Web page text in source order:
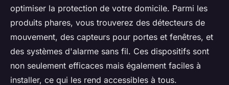
optimiser la protection de votre domicile. Parmi les
produits phares, vous trouverez des détecteurs de
mouvement, des capteurs pour portes et fenêtres, et
des systèmes d'alarme sans fil. Ces dispositifs sont
non seulement efficaces mais également faciles à
installer, ce qui les rend accessibles à tous.